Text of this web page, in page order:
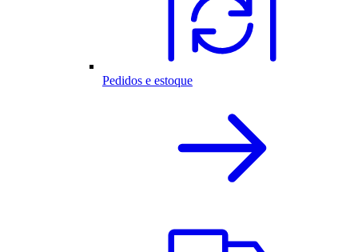
Pedidos e estoque